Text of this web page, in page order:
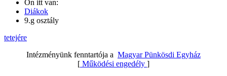
Ön itt van:
Diákok
9.g osztály
tetejére
Intézményünk fenntartója a Magyar Pünkösdi Egyház
[ Működési engedély ]